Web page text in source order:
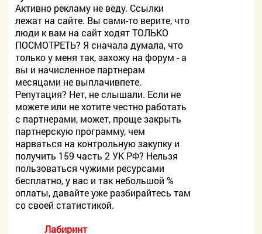
Активно рекламу не веду. Ссылки
лежат на сайте. Вы сами-то верите, что
люди к вам на сайт ходят ТОЛЬКО
ПОСМОТРЕТЬ? Я сначала думала, что
только у меня так, захожу на форум - а
вы и начисленное партнерам
месяцами не выплачивпете.
Репутация? Нет, не слышали. Если не
можете или не хотите честно работать
с партнерами, может, проще закрыть
партнерскую программу, чем
нарваться на контрольную закупку и
получить 159 часть 2 УК РФ? Нельзя
пользоваться чужими ресурсами
бесплатно, у вас и так небольшой %
оплаты, давайте уже разбирайтесь там
со своей статистикой.
Лабиринт